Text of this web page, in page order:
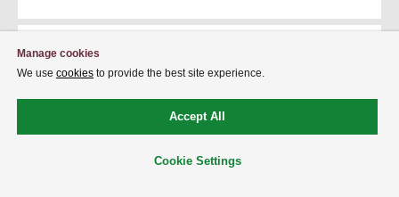
Cum pot să achit pentru
cursurile online? Care sunt
modalitățile de plată?
Consultație Gratuită
Manage cookies
We use cookies to provide the best site experience.
Accept All
Cookie Settings